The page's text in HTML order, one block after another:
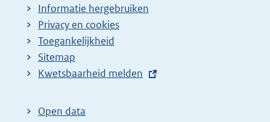
Informatie hergebruiken
Privacy en cookies
Toegankelijkheid
Sitemap
E
t
Kwetsbaarheid melden
Open data